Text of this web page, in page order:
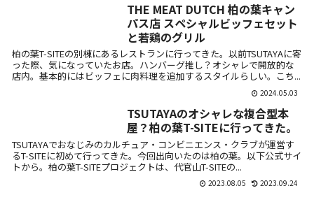
THE MEAT DUTCH 柏の葉キャン
パス店 スペシャルビッフェセット
と若鶏のグリル
柏の葉T-SITEの別棟にあるレストランに行ってきた。以前TSUTAYAに寄
った際、気になっていたお店。ハンバーグ推し？オシャレで開放的な
店内。基本的にはビッフェに肉料理を追加するスタイルらしい。こち...
2024.05.03
TSUTAYAのオシャレな複合型本
屋？柏の葉T-SITEに行ってきた。
TSUTAYAでおなじみのカルチュア・コンビニエンス・クラブが運営す
るT-SITEに初めて行ってきた。今回出向いたのは柏の葉。以下公式サイ
トから。柏の葉T-SITEプロジェクトは、代官山T-SITEの...
2023.08.05 2023.09.24